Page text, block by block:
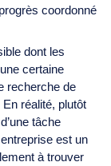
coordonné
dont les
certaine
recherche de
réalité, plutôt
tâche
est un
à trouver